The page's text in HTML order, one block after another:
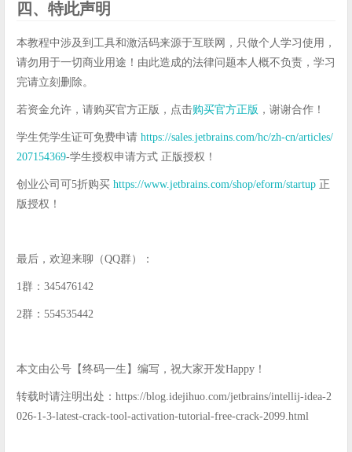
四、特此声明
本教程中涉及到工具和激活码来源于互联网，只做个人学习使用，
请勿用于一切商业用途！由此造成的法律问题本人概不负责，学习
完请立刻删除。
若资金允许，请购买官方正版，点击购买官方正版 ，谢谢合作！
学生凭学生证可免费申请 https://sales.jetbrains.com/hc/zh-cn/articles/
207154369-学生授权申请方式 正版授权！
创业公司可5折购买 https://www.jetbrains.com/shop/eform/startup 正
版授权！
最后，欢迎来聊（QQ群）：
1群：345476142
2群：554535442
本文由公号【终码一生】编写，祝大家开发Happy！
转载时请注明出处：https://blog.idejihuo.com/jetbrains/intellij-idea-2
026-1-3-latest-crack-tool-activation-tutorial-free-crack-2099.html